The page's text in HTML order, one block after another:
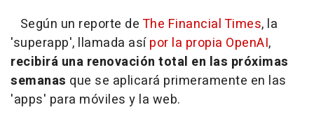
Según un reporte deThe Financial Times, la
'superapp', llamada asípor la propia OpenAI,
recibirá una renovación total en las próximas
semanas que se aplicará primeramente en las
'apps' para móviles y la web.